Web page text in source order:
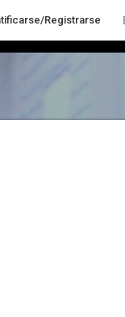
Registrarse